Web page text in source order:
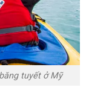
tuyết ở Mỹ